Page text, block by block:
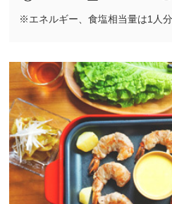
※エネルギー、食塩相当量は1人分